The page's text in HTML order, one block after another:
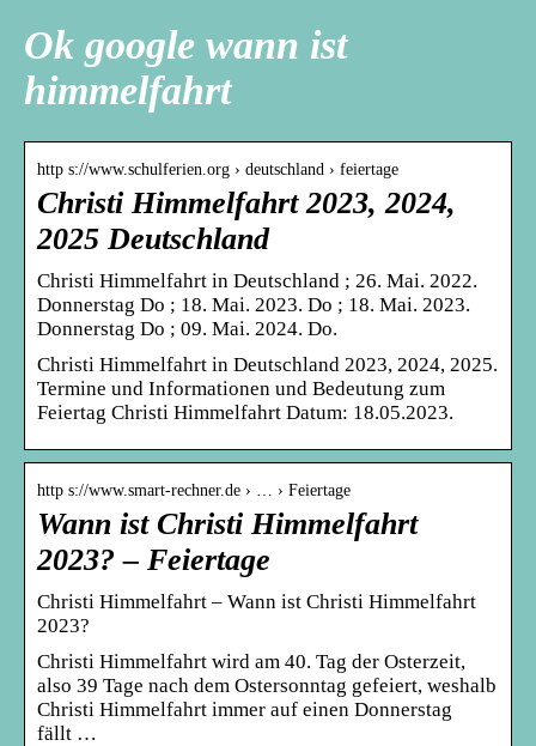
Ok google wann ist
himmelfahrt
http s://www.schulferien.org › deutschland › feiertage
Christi Himmelfahrt 2023, 2024,
2025 Deutschland
Christi Himmelfahrt in Deutschland ; 26. Mai. 2022.
Donnerstag Do ; 18. Mai. 2023. Do ; 18. Mai. 2023.
Donnerstag Do ; 09. Mai. 2024. Do.
Christi Himmelfahrt in Deutschland 2023, 2024, 2025.
Termine und Informationen und Bedeutung zum
Feiertag Christi Himmelfahrt Datum: 18.05.2023.
http s://www.smart-rechner.de › … › Feiertage
Wann ist Christi Himmelfahrt
2023? – Feiertage
Christi Himmelfahrt – Wann ist Christi Himmelfahrt
2023?
Christi Himmelfahrt wird am 40. Tag der Osterzeit,
also 39 Tage nach dem Ostersonntag gefeiert, weshalb
Christi Himmelfahrt immer auf einen Donnerstag
fällt …